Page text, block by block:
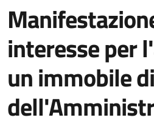
interesse per
un immobile